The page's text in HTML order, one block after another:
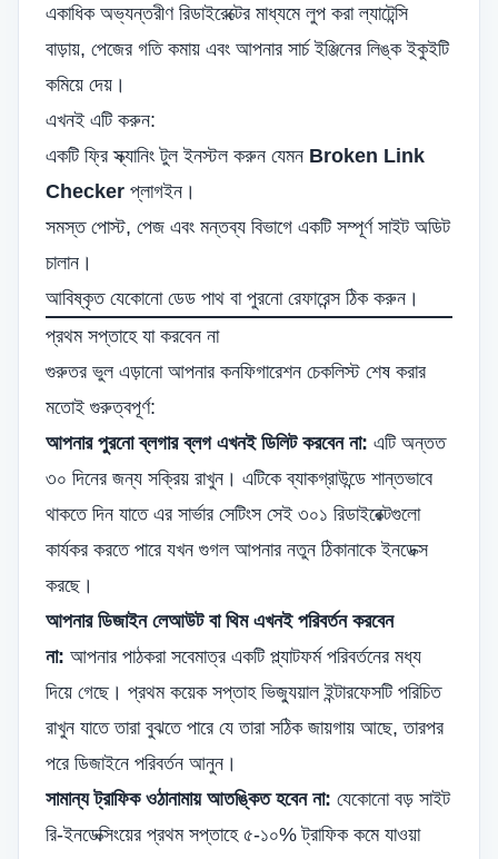
একাধিক অভ্যন্তরীণ রিডাইরেক্টের মাধ্যমে লুপ করা ল্যাটেন্সি
বাড়ায়, পেজের গতি কমায় এবং আপনার সার্চ ইঞ্জিনের লিঙ্ক ইকুইটি
কমিয়ে দেয়।
এখনই এটি করুন:
একটি ফ্রি স্ক্যানিং টুল ইনস্টল করুন যেমন Broken Link
Checker প্লাগইন।
সমস্ত পোস্ট, পেজ এবং মন্তব্য বিভাগে একটি সম্পূর্ণ সাইট অডিট
চালান।
আবিষ্কৃত যেকোনো ডেড পাথ বা পুরনো রেফারেন্স ঠিক করুন।
প্রথম সপ্তাহে যা করবেন না
গুরুতর ভুল এড়ানো আপনার কনফিগারেশন চেকলিস্ট শেষ করার
মতোই গুরুত্বপূর্ণ:
আপনার পুরনো ব্লগার ব্লগ এখনই ডিলিট করবেন না: এটি অন্তত
৩০ দিনের জন্য সক্রিয় রাখুন। এটিকে ব্যাকগ্রাউন্ডে শান্তভাবে
থাকতে দিন যাতে এর সার্ভার সেটিংস সেই ৩০১ রিডাইরেক্টগুলো
কার্যকর করতে পারে যখন গুগল আপনার নতুন ঠিকানাকে ইনডেক্স
করছে।
আপনার ডিজাইন লেআউট বা থিম এখনই পরিবর্তন করবেন
না: আপনার পাঠকরা সবেমাত্র একটি প্ল্যাটফর্ম পরিবর্তনের মধ্য
দিয়ে গেছে। প্রথম কয়েক সপ্তাহ ভিজ্যুয়াল ইন্টারফেসটি পরিচিত
রাখুন যাতে তারা বুঝতে পারে যে তারা সঠিক জায়গায় আছে, তারপর
পরে ডিজাইনে পরিবর্তন আনুন।
সামান্য ট্রাফিক ওঠানামায় আতঙ্কিত হবেন না: যেকোনো বড় সাইট
রি-ইনডেক্সিংয়ের প্রথম সপ্তাহে ৫-১০% ট্রাফিক কমে যাওয়া